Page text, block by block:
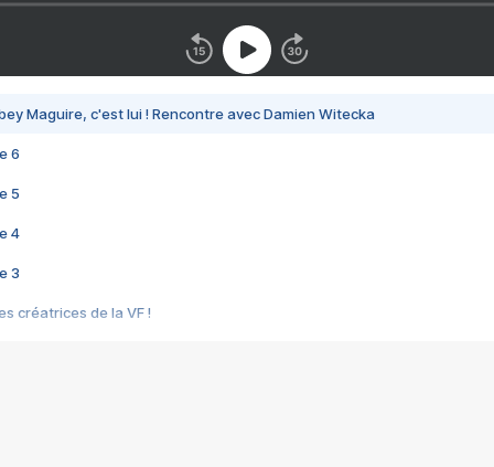
Maguire, c'est lui ! Rencontre avec Damien Witecka
6
5
4
3
créatrices de la VF !